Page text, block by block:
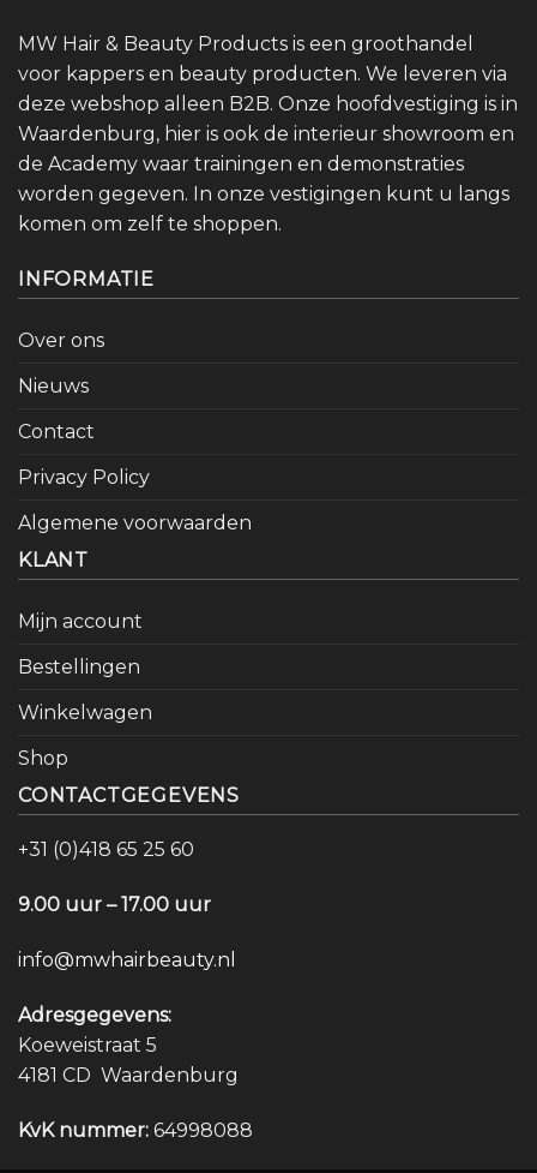
MW Hair & Beauty Products is een groothandel
voor kappers en beauty producten. We leveren via
deze webshop alleen B2B. Onze hoofdvestiging is in
Waardenburg, hier is ook de interieur showroom en
de Academy waar trainingen en demonstraties
worden gegeven. In onze vestigingen kunt u langs
komen om zelf te shoppen.
INFORMATIE
Over ons
Nieuws
Contact
Privacy Policy
Algemene voorwaarden
KLANT
Mijn account
Bestellingen
Winkelwagen
Shop
CONTACTGEGEVENS
+31 (0)418 65 25 60
9.00 uur – 17.00 uur
info@mwhairbeauty.nl
Adresgegevens:
Koeweistraat 5
4181 CD Waardenburg
KvK nummer: 64998088